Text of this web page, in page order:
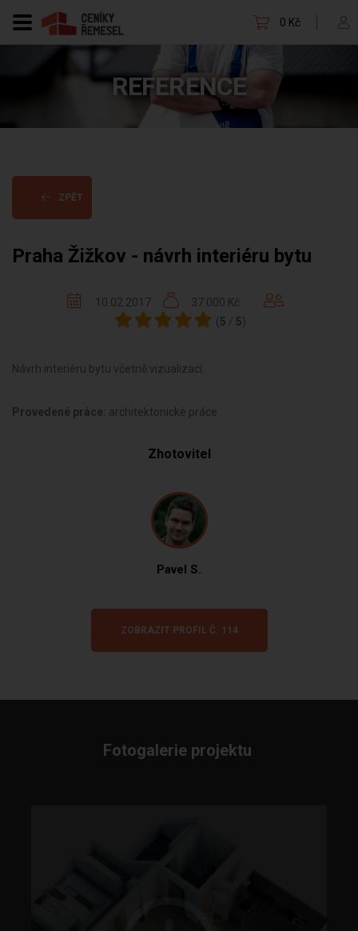
0 Kč
REFERENCE
ZPĚT
Praha Žižkov - návrh interiéru bytu
10.02.2017
37 000 Kč
( 5 / 5)
Návrh interiéru bytu včetně vizualizací.
Provedené práce: architektonické práce
Zhotovitel
Pavel S.
ZOBRAZIT PROFIL Č. 114
Fotogalerie projektu